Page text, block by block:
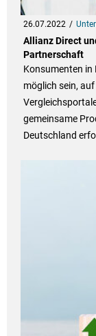
26.07.2022
Allianz Direct
Partnerschaft
Konsumenten in
möglich sein,
gemeinsame
Deutschland